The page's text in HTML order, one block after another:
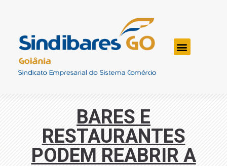
BARES E
RESTAURANTES
PODEM REABRIR A